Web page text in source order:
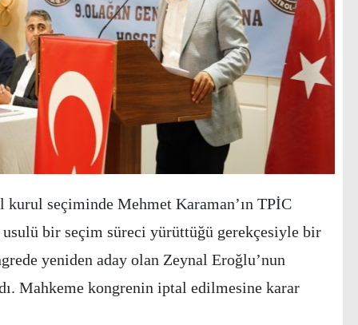
kurul seçiminde Mehmet Karaman’ın TPİC
bir seçim süreci yürüttüğü gerekçesiyle bir
yeniden aday olan Zeynal Eroğlu’nun
Mahkeme kongrenin iptal edilmesine karar